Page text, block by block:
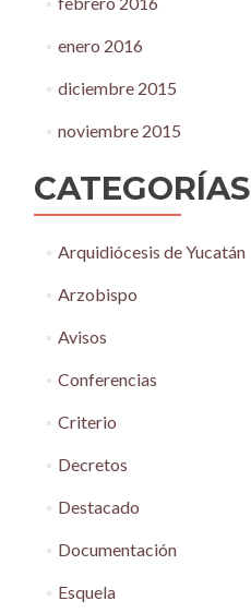
enero 2016
diciembre 2015
noviembre 2015
CATEGORÍAS
Arquidiócesis de Yucatán
Arzobispo
Avisos
Conferencias
Criterio
Decretos
Destacado
Documentación
Esquela